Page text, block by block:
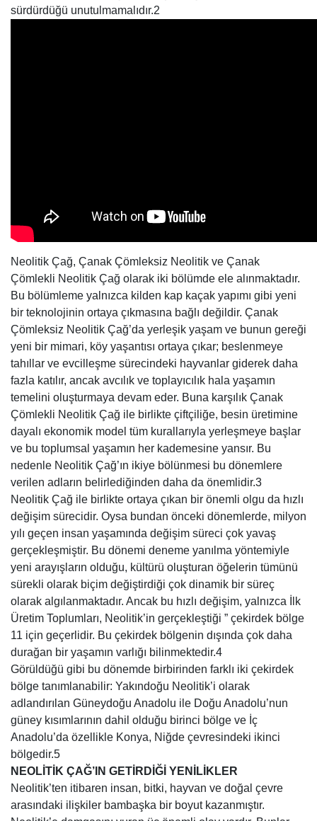
sürdürdüğü unutulmamalıdır.2
Neolitik Çağ, Çanak Çömleksiz Neolitik ve Çanak
Çömlekli Neolitik Çağ olarak iki bölümde ele alınmaktadır.
Bu bölümleme yalnızca kilden kap kaçak yapımı gibi yeni
bir teknolojinin ortaya çıkmasına bağlı değildir. Çanak
Çömleksiz Neolitik Çağ’da yerleşik yaşam ve bunun gereği
yeni bir mimari, köy yaşantısı ortaya çıkar; beslenmeye
tahıllar ve evcilleşme sürecindeki hayvanlar giderek daha
fazla katılır, ancak avcılık ve toplayıcılık hala yaşamın
temelini oluşturmaya devam eder. Buna karşılık Çanak
Çömlekli Neolitik Çağ ile birlikte çiftçiliğe, besin üretimine
dayalı ekonomik model tüm kurallarıyla yerleşmeye başlar
ve bu toplumsal yaşamın her kademesine yansır. Bu
nedenle Neolitik Çağ’ın ikiye bölünmesi bu dönemlere
verilen adların belirlediğinden daha da önemlidir.3
Neolitik Çağ ile birlikte ortaya çıkan bir önemli olgu da hızlı
değişim sürecidir. Oysa bundan önceki dönemlerde, milyon
yılı geçen insan yaşamında değişim süreci çok yavaş
gerçekleşmiştir. Bu dönemi deneme yanılma yöntemiyle
yeni arayışların olduğu, kültürü oluşturan öğelerin tümünü
sürekli olarak biçim değiştirdiği çok dinamik bir süreç
olarak algılanmaktadır. Ancak bu hızlı değişim, yalnızca İlk
Üretim Toplumları, Neolitik’in gerçekleştiği ” çekirdek bölge
11 için geçerlidir. Bu çekirdek bölgenin dışında çok daha
durağan bir yaşamın varlığı bilinmektedir.4
Görüldüğü gibi bu dönemde birbirinden farklı iki çekirdek
bölge tanımlanabilir: Yakındoğu Neolitik’i olarak
adlandırılan Güneydoğu Anadolu ile Doğu Anadolu’nun
güney kısımlarının dahil olduğu birinci bölge ve İç
Anadolu’da özellikle Konya, Niğde çevresindeki ikinci
bölgedir.5
NEOLİTİK ÇAĞ’IN GETİRDİĞİ YENİLİKLER
Neolitik’ten itibaren insan, bitki, hayvan ve doğal çevre
arasındaki ilişkiler bambaşka bir boyut kazanmıştır.